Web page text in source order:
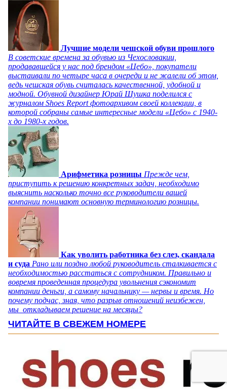
Лучшие модели чешской обуви прошлого
В советские времена за обувью из Чехословакии,
продававшейся у нас под брендом «Цебо», покупатели
выстаивали по четыре часа в очереди и не жалели об этом,
ведь чешская обувь считалась качественной, удобной и
модной. Обувной дизайнер Юрай Шушка поделился с
журналом Shoes Report фотоархивом своей коллекции, в
которой собраны самые интересные модели «Цебо» с 1940-
х до 1980-х годов.
Арифметика розницы Прежде чем,
приступить к решению конкретных задач, необходимо
выяснить насколько точно все руководители вашей
компании понимают основную терминологию розницы.
Как уволить работника без слез, скандала
и суда Рано или поздно любой руководитель сталкивается с
необходимостью расстаться с сотрудником. Правильно и
вовремя проведенная процедура увольнения сэкономит
компании деньги, а самому начальнику — нервы и время. Но
почему подчас, зная, что разрыв отношений неизбежен,
мы откладываем решение на месяцы?
ЧИТАЙТЕ В СВЕЖЕМ НОМЕРЕ